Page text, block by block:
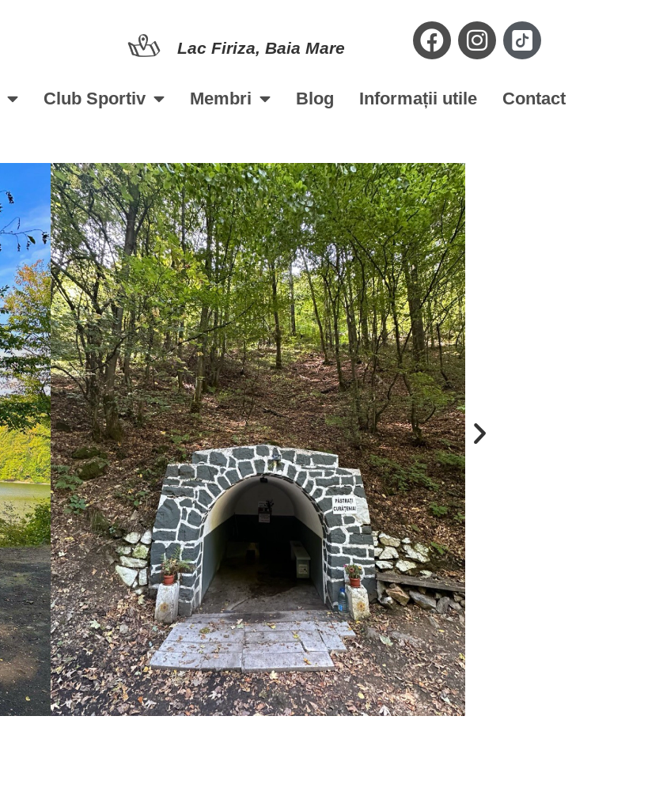
Lac Firiza, Baia Mare
Club Sportiv Membri Blog Informații utile Contact